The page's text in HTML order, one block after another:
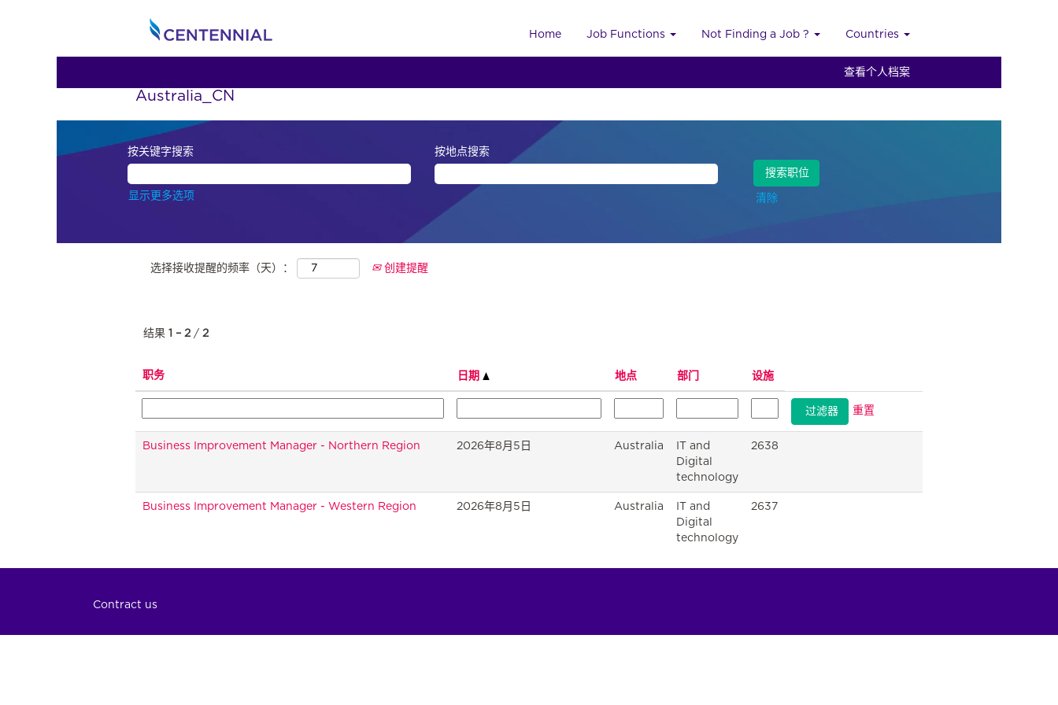
Home Job Functions Not Finding a Job ? Countries
查看个人档案
Australia_CN
按关键字搜索 按地点搜索
显示更多选项 清除
选择接收提醒的频率（天）： 创建提醒
结果 1 – 2 / 2
职务 日期 地点 部门 设施
重置
Business Improvement Manager - Northern Region 2026年8月5日 Australia
IT and
Digital
technology
2638
Business Improvement Manager - Western Region 2026年8月5日 Australia
IT and
Digital
technology
2637
Contract us